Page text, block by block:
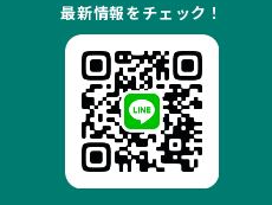
最新情報をチェック！